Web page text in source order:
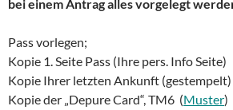
bei einem Antrag alles vorgelegt
Pass vorlegen;
Kopie 1. Seite Pass (Ihre pers. Info Seite)
Kopie Ihrer letzten Ankunft (gestempelt)
Kopie der „Depure Card“, TM6 (Muster)